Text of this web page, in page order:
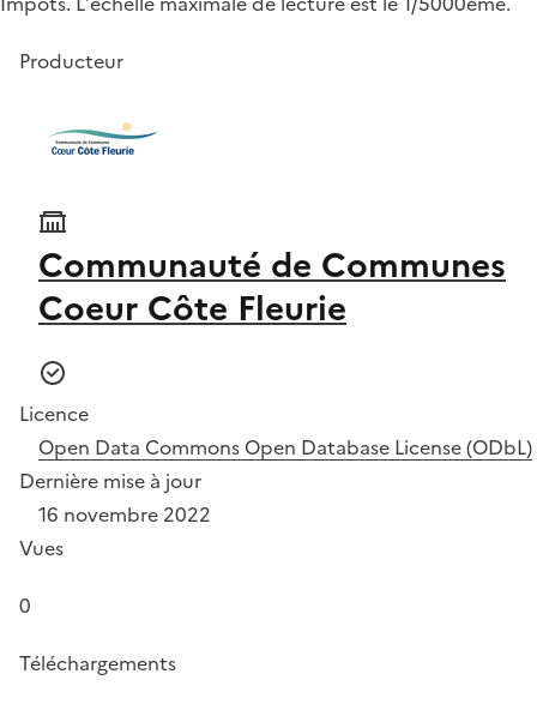
Producteur
Communauté de Communes
Coeur Côte Fleurie
Licence
Open Data Commons Open Database License (ODbL)
Dernière mise à jour
16 novembre 2022
Vues
0
Téléchargements